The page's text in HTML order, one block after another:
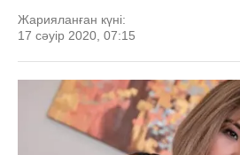
Жарияланған күні:
17 сәуір 2020, 07:15